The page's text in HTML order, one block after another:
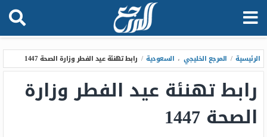
الرئيسية / المرجع الخليجي ، السعودية / رابط تهنئة عيد الفطر وزارة الصحة 1447
رابط تهنئة عيد الفطر وزارة
الصحة 1447